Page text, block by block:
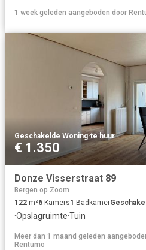
1 week geleden aangeboden door
Geschakelde Woning·te huur
€ 1.350
Donze Visserstraat 89
Bergen op Zoom
122 m²6 Kamers1 Badkamer
·Opslagruimte·Tuin
Meer dan 1 maand geleden
Rentumo